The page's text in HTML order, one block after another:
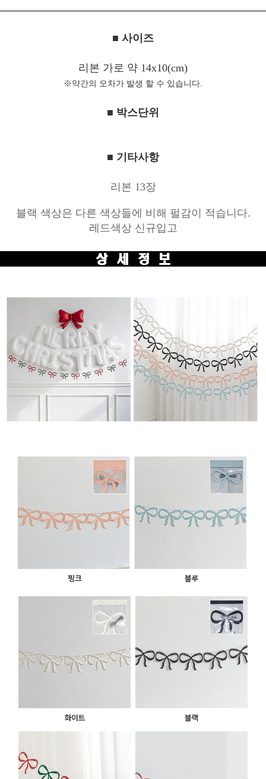
■ 사이즈
리본 가로 약 14x10(cm)
※약간의 오차가 발생 할 수 있습니다.
■ 박스단위
■ 기타사항
리본 13장
블랙 색상은 다른 색상들에 비해 펄감이 적습니다.
레드색상 신규입고